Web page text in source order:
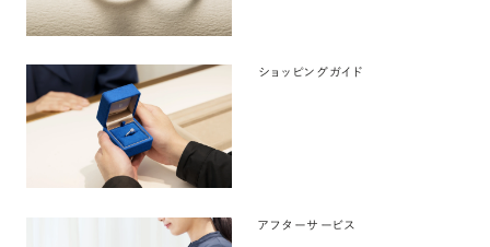
ショッピングガイド
アフターサービス